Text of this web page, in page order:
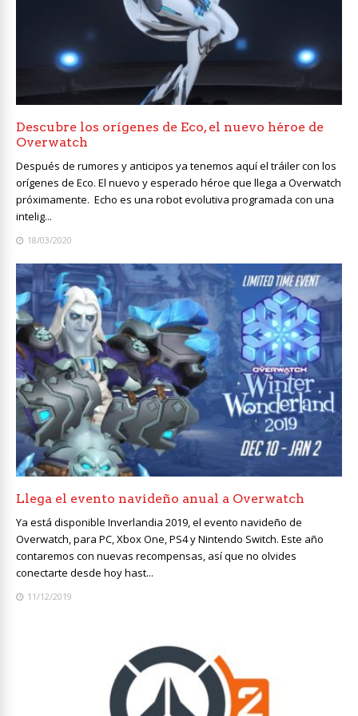
Descubre los orígenes de Eco, el nuevo héroe de
Overwatch
Después de rumores y anticipos ya tenemos aquí el tráiler con los
orígenes de Eco. El nuevo y esperado héroe que llega a Overwatch
próximamente. Echo es una robot evolutiva programada con una
intelig...
18/03/2020
Llega el evento navideño anual a Overwatch
Ya está disponible Inverlandia 2019, el evento navideño de
Overwatch, para PC, Xbox One, PS4 y Nintendo Switch. Este año
contaremos con nuevas recompensas, así que no olvides
conectarte desde hoy hast...
11/12/2019